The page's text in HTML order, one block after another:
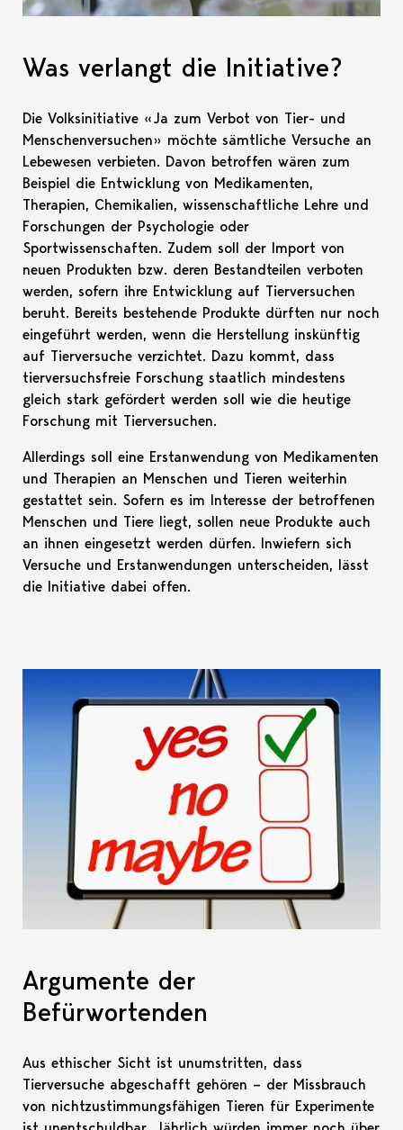
Was verlangt die Initiative?
Die Volksinitiative «Ja zum Verbot von Tier- und
Menschenversuchen» möchte sämtliche Versuche an
Lebewesen verbieten. Davon betroffen wären zum
Beispiel die Entwicklung von Medikamenten,
Therapien, Chemikalien, wissenschaftliche Lehre und
Forschungen der Psychologie oder
Sportwissenschaften. Zudem soll der Import von
neuen Produkten bzw. deren Bestandteilen verboten
werden, sofern ihre Entwicklung auf Tierversuchen
beruht. Bereits bestehende Produkte dürften nur noch
eingeführt werden, wenn die Herstellung inskünftig
auf Tierversuche verzichtet. Dazu kommt, dass
tierversuchsfreie Forschung staatlich mindestens
gleich stark gefördert werden soll wie die heutige
Forschung mit Tierversuchen.
Allerdings soll eine Erstanwendung von Medikamenten
und Therapien an Menschen und Tieren weiterhin
gestattet sein. Sofern es im Interesse der betroffenen
Menschen und Tiere liegt, sollen neue Produkte auch
an ihnen eingesetzt werden dürfen. Inwiefern sich
Versuche und Erstanwendungen unterscheiden, lässt
die Initiative dabei offen.
Argumente der
Befürwortenden
Aus ethischer Sicht ist unumstritten, dass
Tierversuche abgeschafft gehören – der Missbrauch
von nichtzustimmungsfähigen Tieren für Experimente